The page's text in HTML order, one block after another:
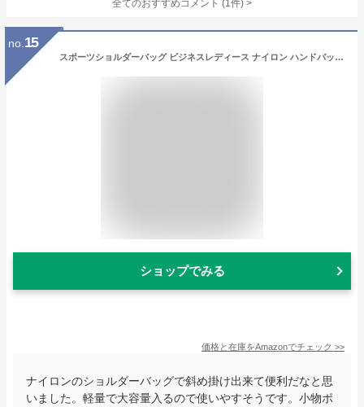
全てのおすすめコメント (1件) >
no. 15
スポーツショルダーバッグ ビジネスレディース ナイロン ハンドバッグ 2way マザーズバッグ 斜めがけ ナイロン 防水 大容量 軽量 a4 授乳 無地 男女 ビジネス 出張 修学旅行 アウトドア 海外旅行 トラベルバック
ショップでみる
価格と在庫をAmazonでチェック >>
ナイロンのショルダーバッグで斜め掛け出来て便利だなと思
いました。軽量で大容量入るので使いやすそうです。小物ポ